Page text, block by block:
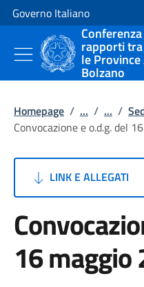
Vai al contenuto
Vai alla navigazione del sito
Governo Italiano
rapporti tra
le
Bolzano
Homepage / ... / ... /
Convocazione e o.d.g. del
LINK E ALLEGATI
16 maggio